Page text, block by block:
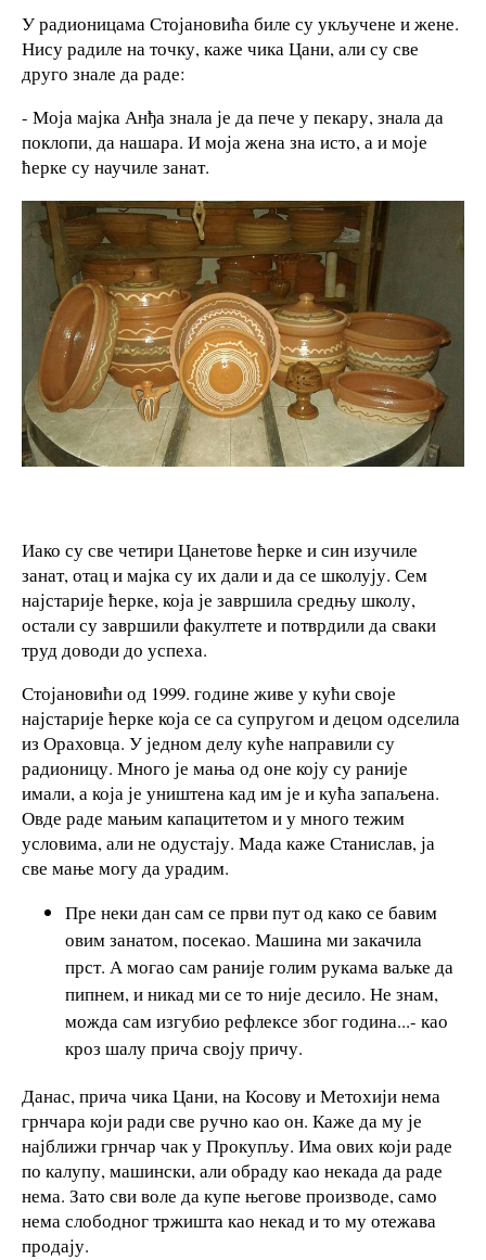
У радионицама Стојановића биле су укључене и жене.
Нису радиле на точку, каже чика Цани, али су све
друго знале да раде:
- Моја мајка Анђа знала је да пече у пекару, знала да
поклопи, да нашара. И моја жена зна исто, а и моје
ћерке су научиле занат.
Иако су све четири Цанетове ћерке и син изучиле
занат, отац и мајка су их дали и да се школују. Сем
најстарије ћерке, која је завршила средњу школу,
остали су завршили факултете и потврдили да сваки
труд доводи до успеха.
Стојановићи од 1999. године живе у кући своје
најстарије ћерке која се са супругом и децом одселила
из Ораховца. У једном делу куће направили су
радионицу. Много је мања од оне коју су раније
имали, а која је уништена кад им је и кућа запаљена.
Овде раде мањим капацитетом и у много тежим
условима, али не одустају. Мада каже Станислав, ја
све мање могу да урадим.
Пре неки дан сам се први пут од како се бавим
овим занатом, посекао. Машина ми закачила
прст. А могао сам раније голим рукама ваљке да
пипнем, и никад ми се то није десило. Не знам,
можда сам изгубио рефлексе због година...- као
кроз шалу прича своју причу.
Данас, прича чика Цани, на Косову и Метохији нема
грнчара који ради све ручно као он. Каже да му је
најближи грнчар чак у Прокупљу. Има ових који раде
по калупу, машински, али обраду као некада да раде
нема. Зато сви воле да купе његове производе, само
нема слободног тржишта као некад и то му отежава
продају.